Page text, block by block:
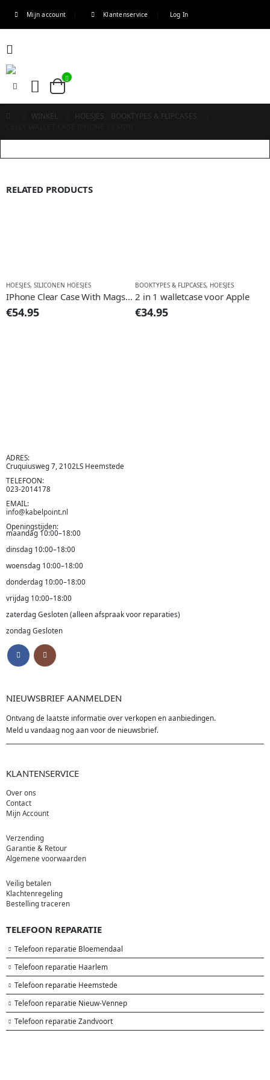
Mijn account Klantenservice Log In
WINKEL HOESJES
BOOKTYPES & FLIPCASES
RELATED PRODUCTS
HOESJES, SILICONEN HOESJES
IPhone Clear Case With Magsafe
€54.95
BOOKTYPES & FLIPCASES, HOESJES
2 in 1 walletcase voor Apple
€34.95
ADRES:
Cruquiusweg 7, 2102LS Heemstede
TELEFOON:
023-2014178
EMAIL:
info@kabelpoint.nl
Openingstijden:
maandag 10:00–18:00
dinsdag 10:00–18:00
woensdag 10:00–18:00
donderdag 10:00–18:00
vrijdag 10:00–18:00
zaterdag Gesloten (alleen afspraak voor reparaties)
zondag Gesloten
NIEUWSBRIEF AANMELDEN
Ontvang de laatste informatie over verkopen en aanbiedingen.
Meld u vandaag nog aan voor de nieuwsbrief.
KLANTENSERVICE
Over ons
Contact
Mijn Account
Verzending
Garantie & Retour
Algemene voorwaarden
Veilig betalen
Klachtenregeling
Bestelling traceren
TELEFOON REPARATIE
Telefoon reparatie Bloemendaal
Telefoon reparatie Haarlem
Telefoon reparatie Heemstede
Telefoon reparatie Nieuw-Vennep
Telefoon reparatie Zandvoort